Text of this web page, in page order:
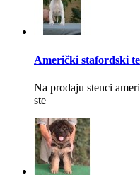
Američki stafordski
Na prodaju stenci
ste